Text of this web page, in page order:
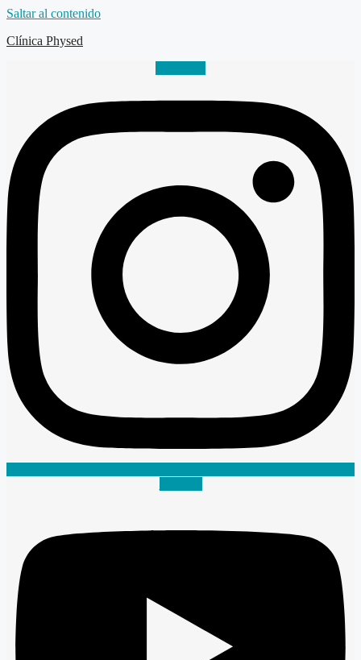
Saltar al contenido
Clínica Physed